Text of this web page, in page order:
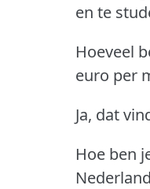
en te
Hoeveel
euro per
Ja, dat
Hoe ben